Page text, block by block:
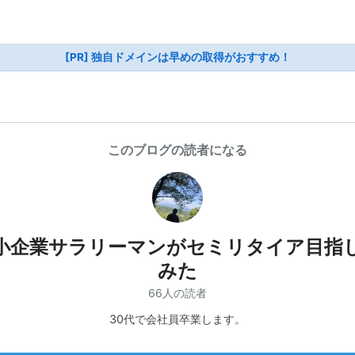
[PR] 独自ドメインは早めの取得がおすすめ！
このブログの読者になる
企業サラリーマンがセミリタイア目指
みた
66人の読者
30代で会社員卒業します。